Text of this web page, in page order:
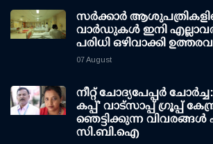
സര്‍ക്കാര്‍
വാര്‍ഡുകള്‍ ഇനി
പരിധി ഒഴിവാക്കി
07 August
നീറ്റ് ചോദ്യപേപ്പര്‍
കപ്പ്' വാട്സാപ്പ് ഗ്രൂപ്പ്
ഞെട്ടിക്കുന്ന വിവരങ്ങള്‍
സി.ബി.ഐ